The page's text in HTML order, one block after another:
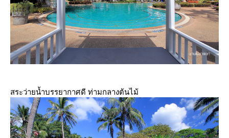
สระว่ายน้ำบรรยากาศดี ท่ามกลางต้นไม้